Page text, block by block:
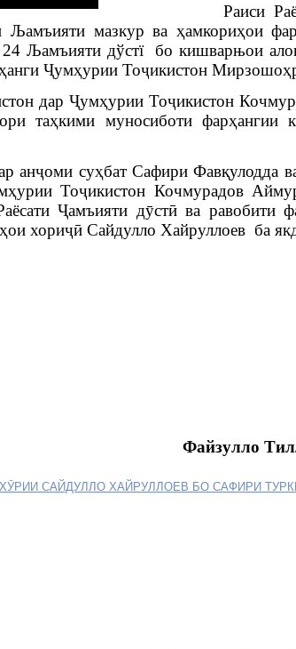
Раиси Раёсати
Љамъияти мазкур ва ҳамкориҳои
Љамъияти дўстї бо кишварњои
анги Ҷумҳурии Тоҷикистон Мирзошоҳ
дарҶумҳурии Тоҷикистон
таҳкими муносиботи фарҳангии
анҷоми суҳбат Сафири Фавқулодда
ҳурии Тоҷикистон Кочмурадов
Ҷамъияти дӯстӣва равобити
ҳои хориҷӣ Сайдулло Хайруллоев ба
Файзулло
САЙДУЛЛО ХАЙРУЛЛОЕВ БО САФИРИ